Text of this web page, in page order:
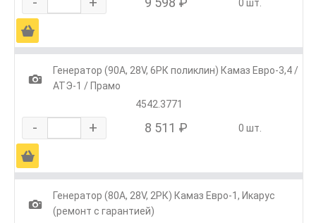
0 шт.
Ä
1
Генератор (90А, 28V, 6РК поликлин) Камаз Евро-3,4 /
АТЭ-1 / Прамо
4542.3771
- + 8 511 ₽ 0 шт.
Ä
1
Генератор (80А, 28V, 2РК) Камаз Евро-1, Икарус
(ремонт с гарантией)